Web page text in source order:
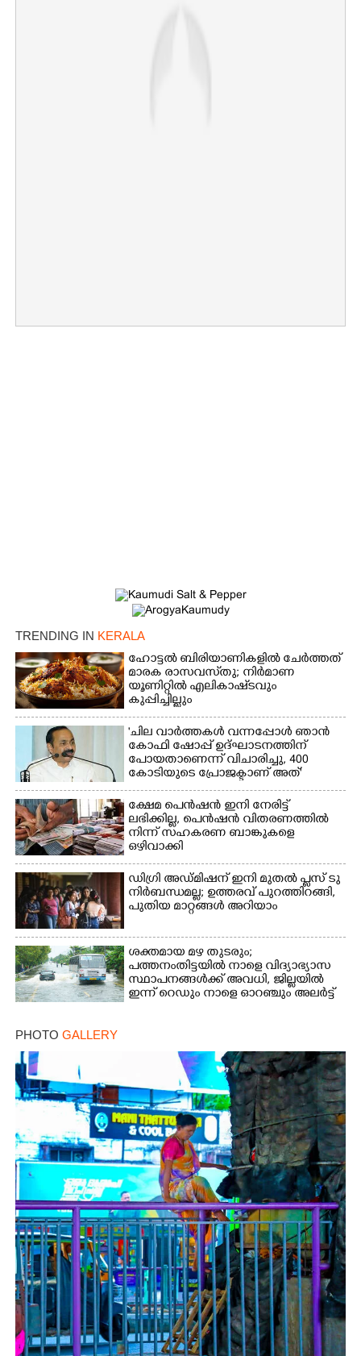
TRENDING IN KERALA
ഹോട്ടൽ ബിരിയാണികളിൽ ചേർത്തത്
മാരക രാസവസ്‌തു; നിർമാണ
യൂണിറ്റിൽ എലികാഷ്‌ടവും
കുപ്പിച്ചില്ലും
'ചില വാർത്തകൾ വന്നപ്പോൾ ഞാൻ
കോഫി ഷോപ്പ് ഉദ്ഘാടനത്തിന്
പോയതാണെന്ന് വിചാരിച്ചു, 400
കോടിയുടെ പ്രോജക്ടാണ് അത്'
ക്ഷേമ പെൻഷൻ ഇനി നേരിട്ട്
ലഭിക്കില്ല,​ പെൻഷൻ വിതരണത്തിൽ
നിന്ന് സഹകരണ ബാങ്കുകളെ
ഒഴിവാക്കി
ഡിഗ്രി അഡ്മിഷന് ഇനി മുതൽ പ്ലസ് ടു
നിർബന്ധമല്ല; ഉത്തരവ് പുറത്തിറങ്ങി,
പുതിയ മാറ്റങ്ങൾ അറിയാം
ശക്തമായ മഴ തുടരും;
പത്തനംതിട്ടയിൽ നാളെ വിദ്യാഭ്യാസ
സ്ഥാപനങ്ങൾക്ക് അവധി,​ ജില്ലയിൽ
ഇന്ന് റെ‌ഡും നാളെ ഓറഞ്ചും അലർട്ട്
PHOTO GALLERY